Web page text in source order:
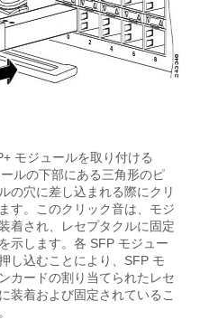
モジュールを取り付ける
ルの下部にある三角形のピ
の穴に差し込まれる際にクリ
す。このクリック音は、モジ
着され、レセプタクルに固定
示します。各 SFP モジュー
し込むことにより、SFP モ
カードの割り当てられたレセ
装着および固定されているこ